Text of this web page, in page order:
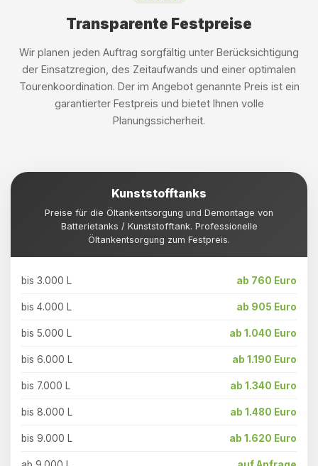
Transparente Festpreise
Wir planen jeden Auftrag sorgfältig unter Berücksichtigung
der Einsatzregion, des Zeitaufwands und einer optimalen
Tourenkoordination. Der im Angebot genannte Preis ist ein
garantierter Festpreis und bietet Ihnen volle
Planungssicherheit.
Kunststofftanks
Preise für die Öltankentsorgung und Demontage von
Batterietanks / Kunststofftank. Professionelle
Öltankentsorgung zum Festpreis.
bis 3.000 L ab 760 Euro
bis 4.000 L ab 905 Euro
bis 5.000 L ab 1.040 Euro
bis 6.000 L ab 1.190 Euro
bis 7.000 L ab 1.340 Euro
bis 8.000 L ab 1.480 Euro
bis 9.000 L ab 1.620 Euro